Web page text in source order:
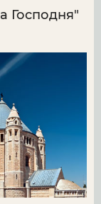
Господня"